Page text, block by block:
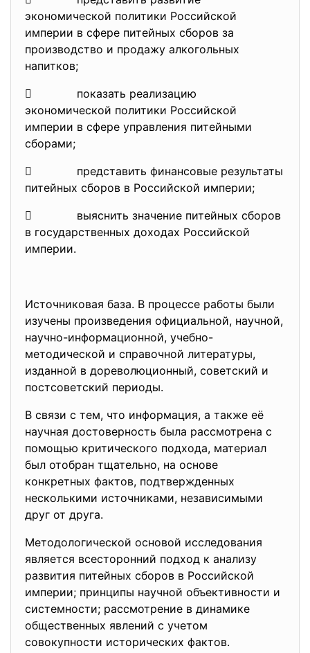
экономической политики Российской
империи в сфере питейных сборов за
производство и продажу алкогольных
напитков;
 показать реализацию
экономической политики Российской
империи в сфере управления питейными
сборами;
 представить финансовые результаты
питейных сборов в Российской империи;
 выяснить значение питейных сборов
в государственных доходах Российской
империи.
Источниковая база. В процессе работы были
изучены произведения официальной, научной,
научно-информационной, учебно-
методической и справочной литературы,
изданной в дореволюционный, советский и
постсоветский периоды.
В связи с тем, что информация, а также её
научная достоверность была рассмотрена с
помощью критического подхода, материал
был отобран тщательно, на основе
конкретных фактов, подтвержденных
несколькими источниками, независимыми
друг от друга.
Методологической основой исследования
является всесторонний подход к анализу
развития питейных сборов в Российской
империи; принципы научной объективности и
системности; рассмотрение в динамике
общественных явлений с учетом
совокупности исторических фактов.